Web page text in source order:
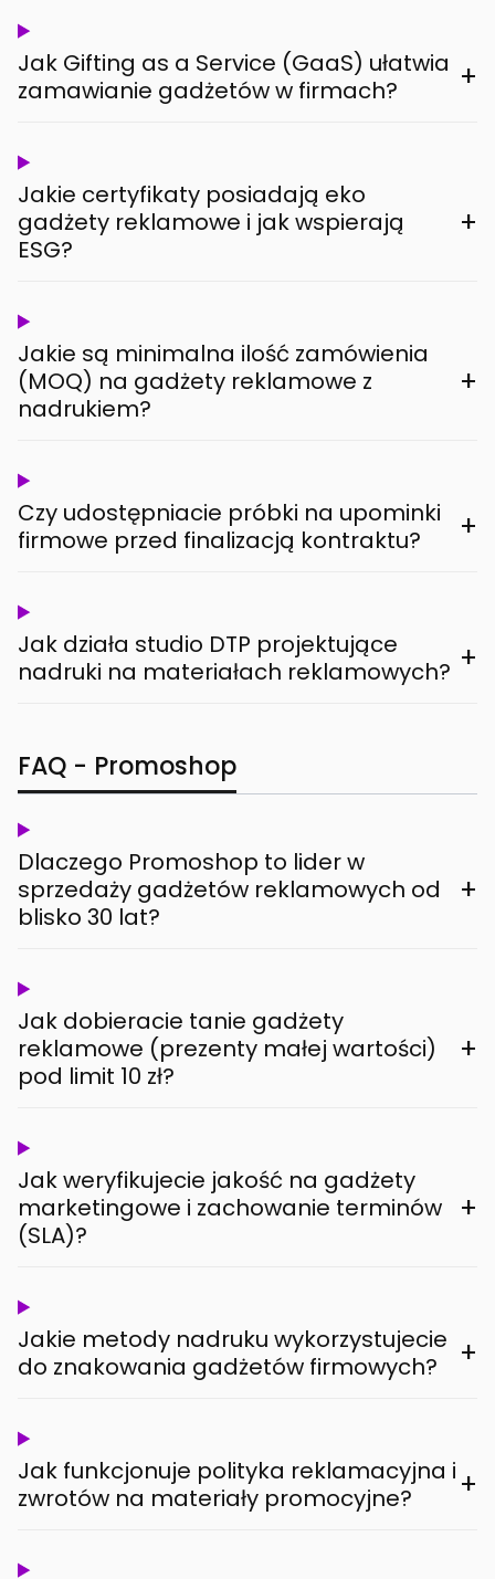
Jak Gifting as a Service (GaaS) ułatwia
zamawianie gadżetów w firmach?
+
Jakie certyfikaty posiadają eko
gadżety reklamowe i jak wspierają
ESG?
+
Jakie są minimalna ilość zamówienia
(MOQ) na gadżety reklamowe z
nadrukiem?
+
Czy udostępniacie próbki na upominki
firmowe przed finalizacją kontraktu?
+
Jak działa studio DTP projektujące
nadruki na materiałach reklamowych? +
FAQ - Promoshop
Dlaczego Promoshop to lider w
sprzedaży gadżetów reklamowych od
blisko 30 lat?
+
Jak dobieracie tanie gadżety
reklamowe (prezenty małej wartości)
pod limit 10 zł?
+
Jak weryfikujecie jakość na gadżety
marketingowe i zachowanie terminów
(SLA)?
+
Jakie metody nadruku wykorzystujecie
do znakowania gadżetów firmowych?
+
Jak funkcjonuje polityka reklamacyjna i
zwrotów na materiały promocyjne?
+